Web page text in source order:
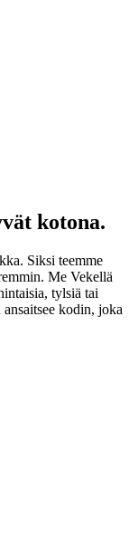
kotona.
Siksi teemme
Me Vekellä
tylsiä tai
kodin, joka